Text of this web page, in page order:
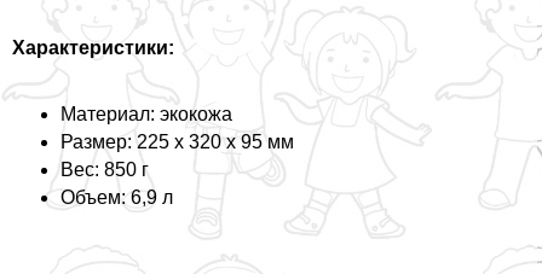
Хаpaктеристики:
Материал: экокожа
Размер: 225 х 320 х 95 мм
Вес: 850 г
Объем: 6,9 л